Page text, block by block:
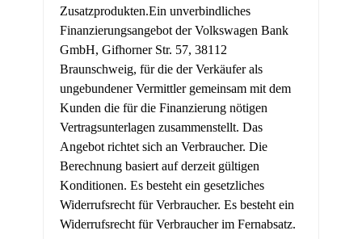
Zusatzprodukten.Ein unverbindliches
Finanzierungsangebot der Volkswagen Bank
GmbH, Gifhorner Str. 57, 38112
Braunschweig, für die der Verkäufer als
ungebundener Vermittler gemeinsam mit dem
Kunden die für die Finanzierung nötigen
Vertragsunterlagen zusammenstellt. Das
Angebot richtet sich an Verbraucher. Die
Berechnung basiert auf derzeit gültigen
Konditionen. Es besteht ein gesetzliches
Widerrufsrecht für Verbraucher. Es besteht ein
Widerrufsrecht für Verbraucher im Fernabsatz.